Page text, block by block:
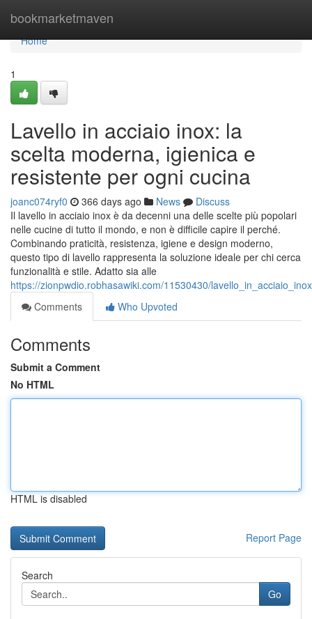
bookmarketmaven
Home
Home
1
Lavello in acciaio inox: la
scelta moderna, igienica e
resistente per ogni cucina
joanc074ryf0 366 days ago News
Discuss
Il lavello in acciaio inox è da decenni una delle scelte più popolari
nelle cucine di tutto il mondo, e non è difficile capire il perché.
Combinando praticità, resistenza, igiene e design moderno,
questo tipo di lavello rappresenta la soluzione ideale per chi cerca
funzionalità e stile. Adatto sia alle
https://zionpwdio.robhasawiki.com/11530430/
Comments
Who Upvoted
Comments
Submit a Comment
No HTML
HTML is disabled
Report Page
Search
Go